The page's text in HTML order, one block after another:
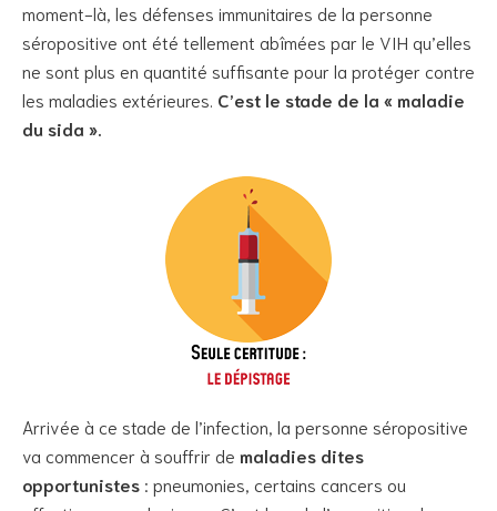
moment-là, les défenses immunitaires de la personne
séropositive ont été tellement abîmées par le VIH qu’elles
ne sont plus en quantité suffisante pour la protéger contre
les maladies extérieures. C’est le stade de la « maladie
du sida ».
Arrivée à ce stade de l’infection, la personne séropositive
va commencer à souffrir de maladies dites
opportunistes : pneumonies, certains cancers ou